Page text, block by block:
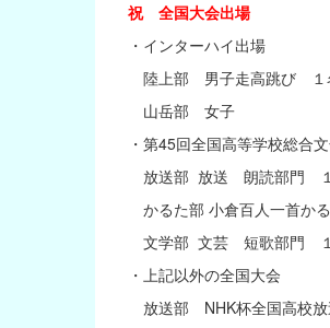
祝 全国大会出場
・インターハイ出場
陸上部 男子走高跳び １
山岳部 女子
・第45回全国高等学校総合
放送部 放送 朗読部門
かるた部 小倉百人一首か
文学部 文芸 短歌部門
・上記以外の全国大会
放送部 NHK杯全国高校